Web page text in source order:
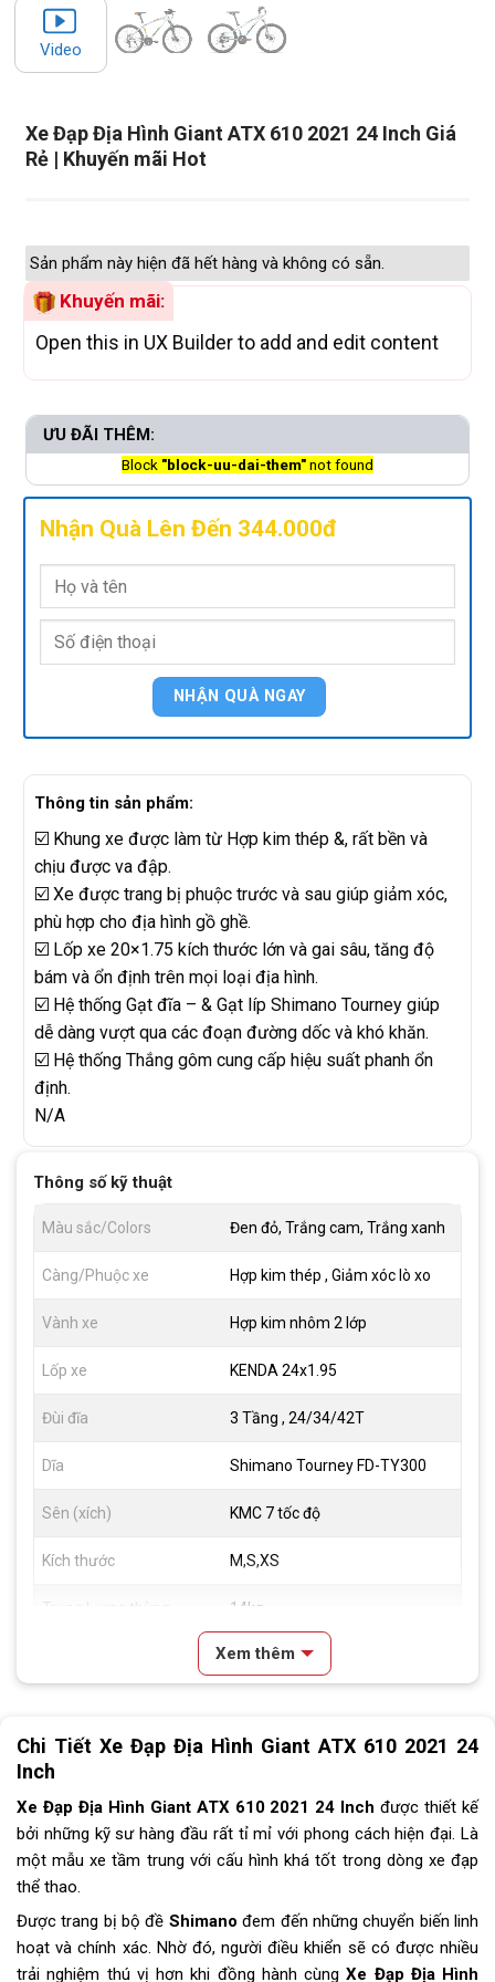
Xe Đạp Địa Hình Giant ATX 610 2021 24 Inch Giá
Rẻ | Khuyến mãi Hot
Video
Sản phẩm này hiện đã hết hàng và không có sẵn.
Khuyến mãi:
Open this in UX Builder to add and edit content
ƯU ĐÃI THÊM:
Block "block-uu-dai-them"not found
Nhận Quà Lên Đến 344.000đ
Thông tin sản phẩm:
☑️ Khung xe được làm từ Hợp kim thép &, rất bền và
chịu được va đập.
☑️ Xe được trang bị phuộc trước và sau giúp giảm xóc,
phù hợp cho địa hình gồ ghề.
☑️ Lốp xe 20×1.75 kích thước lớn và gai sâu, tăng độ
bám và ổn định trên mọi loại địa hình.
☑️ Hệ thống Gạt đĩa – & Gạt líp Shimano Tourney giúp
dễ dàng vượt qua các đoạn đường dốc và khó khăn.
☑️ Hệ thống Thắng gôm cung cấp hiệu suất phanh ổn
định.
N/A
Thông số kỹ thuật
Màu sắc/Colors Đen đỏ, Trắng cam, Trắng xanh
Càng/Phuộc xe Hợp kim thép , Giảm xóc lò xo
Vành xe Hợp kim nhôm 2 lớp
Lốp xe KENDA 24x1.95
Đùi đĩa 3 Tầng , 24/34/42T
Dĩa Shimano Tourney FD-TY300
Sên (xích) KMC 7 tốc độ
Kích thước M,S,XS
14kg
Thông số kỹ thuật có thể sẽ
được thay đổi từ nhà sản xuất
Xem thêm
Chi Tiết Xe Đạp Địa Hình Giant ATX 610 2021 24
Inch
Xe Đạp Địa Hình Giant ATX 610 2021 24 Inchđược thiết kế
bởi những kỹ sư hàng đầu rất tỉ mỉ với phong cách hiện đại. Là
một mẫu xe tầm trung với cấu hình khá tốt trong dòng xe đạp
thể thao.
Được trang bị bộ đề Shimano đem đến những chuyển biến linh
hoạt và chính xác. Nhờ đó, người điều khiển sẽ có được nhiều
trải nghiệm thú vị hơn khi đồng hành cùngXe Đạp Địa Hình